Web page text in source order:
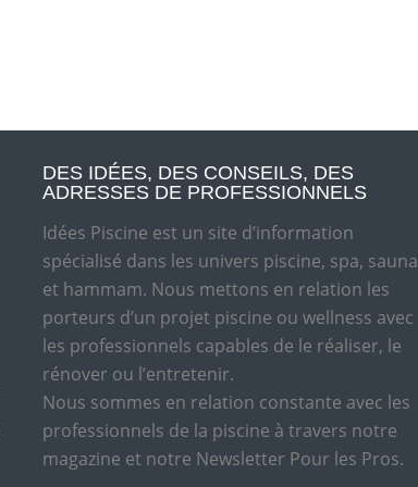
DES IDÉES, DES CONSEILS, DES
ADRESSES DE PROFESSIONNELS
Idées Piscine est un site d’information
spécialisé dans les univers piscine, spa, sauna
et hammam. Nous mettons en relation les
porteurs d’un projet piscine ou wellness avec
les professionnels capables de le réaliser, le
rénover ou l’entretenir.
Nous sommes en relation constante avec les
professionnels de la piscine à travers notre
magazine et notre Newsletter Pour les Pros.